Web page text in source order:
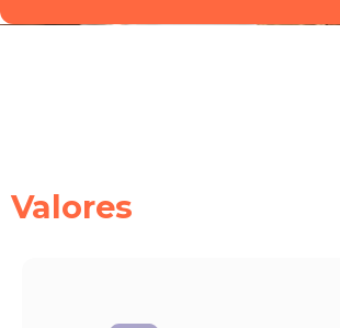
Valores